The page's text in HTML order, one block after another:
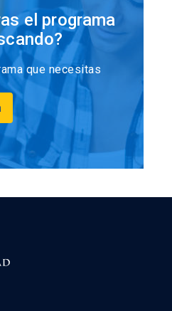
que busca generar
aprendizaje. En cada
contenidos,
instancias
de lo aprendido. El
en un recorrido que
interactivos, tales
del docente y
audios, gráficas,
asistir a dos clases en
podrán reforzar
dudas. La asistencia a
el programa
que necesitas